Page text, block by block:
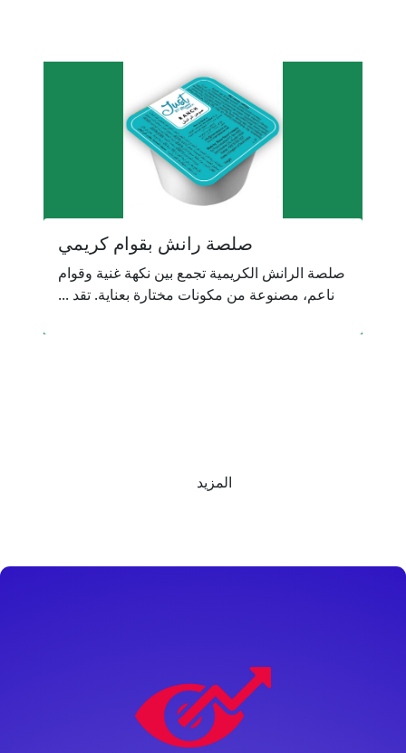
صلصة رانش بقوام كريمي
صلصة الرانش الكريمية تجمع بين نكهة غنية وقوام
ناعم، مصنوعة من مكونات مختارة بعناية. تقد ...
المزيد